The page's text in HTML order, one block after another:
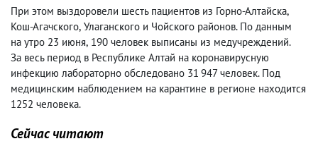
При этом выздоровели шесть пациентов из Горно-Алтайска,
Кош-Агачского, Улаганского и Чойского районов. По данным
на утро 23 июня, 190 человек выписаны из медучреждений.
За весь период в Республике Алтай на коронавирусную
инфекцию лабораторно обследовано 31 947 человек. Под
медицинским наблюдением на карантине в регионе находится
1252 человека.
Сейчас читают